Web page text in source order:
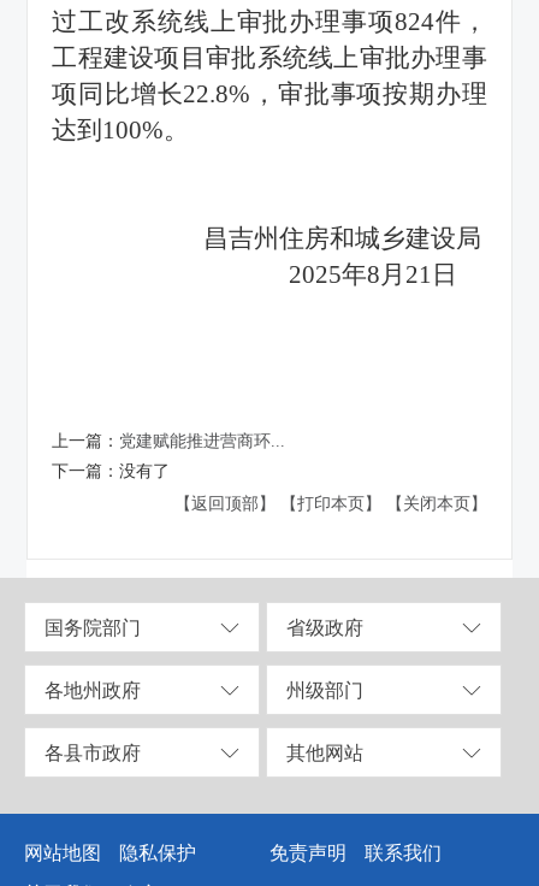
过工改系统线上审批办理事项824件，
工程建设项目审批系统线上审批办理事
项同比增长22.8%，审批事项按期办理
达到100%。
昌吉州住房和城乡建设局
2025年8月21日
上一篇： 党建赋能推进营商环...
下一篇：没有了
【返回顶部】
【打印本页】 【关闭本页】
国务院部门 省级政府
各地州政府 州级部门
各县市政府 其他网站
网站地图 隐私保护 免责声明
联系我们